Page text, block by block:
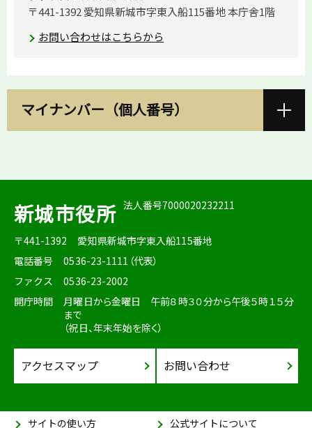
〒441-1392 愛知県新城市字東入船115番地 本庁舎1階
お問い合わせはこちらから
マイナンバー（個人番号）
新城市役所 法人番号7000020232211
〒441-1392
愛知県新城市字東入船115番地
電話番号
0536-23-1111（代表）
ファクス
0536-23-2002
開庁時間
月曜日から金曜日 午前８時３０分から午後５時１５分
まで
（祝日、年末年始を除く）
アクセスマップ お問い合わせ
サイトの使い方 公式サイトについて